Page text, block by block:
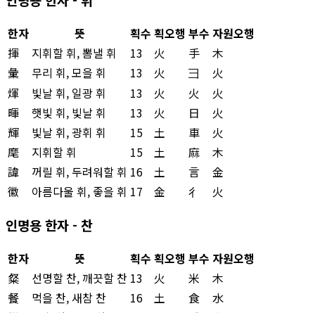
한자 뜻 획수 획오행 부수 자원오행
揮
지휘할 휘, 뽐낼 휘 13 火 手
木
彙
무리 휘, 모을 휘 13 火 彐
火
煇
빛날 휘, 일광 휘 13 火 火
火
暉
햇빛 휘, 빛날 휘 13 火 日
火
輝
빛날 휘, 광휘 휘 15 土 車
火
麾
지휘할 휘 15 土 麻
木
諱
꺼릴 휘, 두려워할 휘 16 土 言
金
徽
아름다울 휘, 좋을 휘 17 金 彳 火
인명용 한자 - 찬
한자 뜻 획수 획오행 부수 자원오행
粲
선명할 찬, 깨끗할 찬 13 火 米
木
餐
먹을 찬, 새참 찬 16 土 食
水